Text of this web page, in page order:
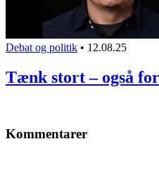
Debat og politik • 12.08.25
Tænk stort – også
Kommentarer